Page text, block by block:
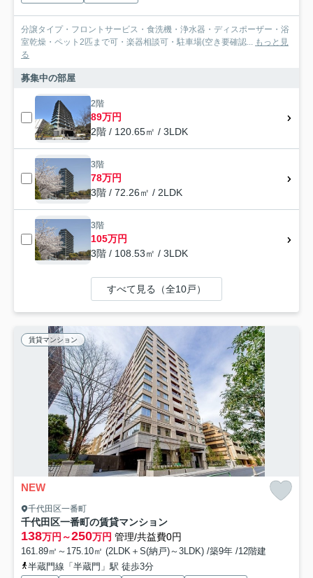
分譲タイプ・フロントサービス・食洗機・浄水器・ディスポーザー・浴
室乾燥・ペット2匹まで可・楽器相談可・駐車場(空き要確認...
もっと見
る
募集中の部屋
2階
89万円
2階 / 120.65㎡ / 3LDK
3階
78万円
3階 / 72.26㎡ / 2LDK
3階
105万円
3階 / 108.53㎡ / 3LDK
すべて見る（全10戸）
賃貸マンション
NEW
千代田区一番町
千代田区一番町の賃貸マンション
138万円～250万円 管理/共益費0円
161.89㎡～175.10㎡ (2LDK＋S(納戸)～3LDK) /築9年 /12階建
半蔵門線「半蔵門」駅 徒歩3分